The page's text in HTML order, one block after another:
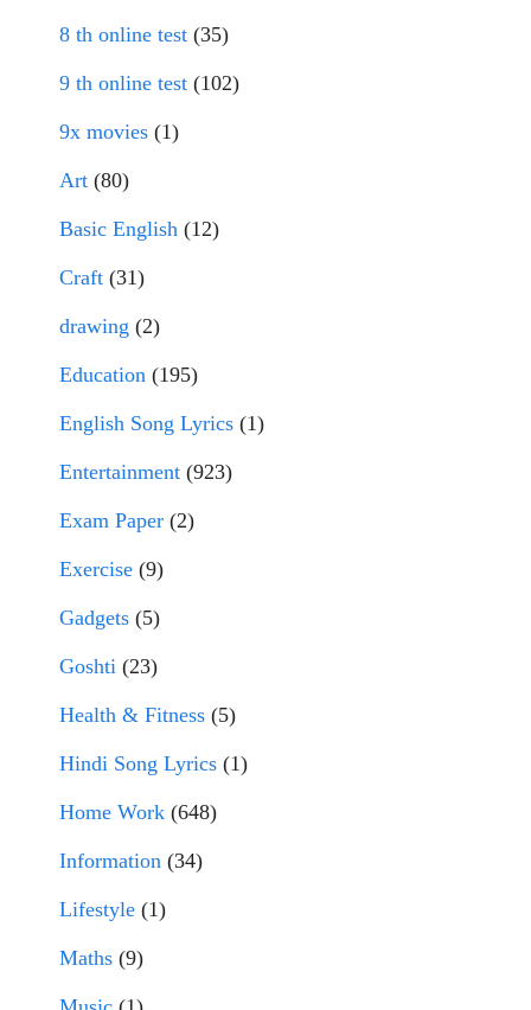
8 th online test (35)
9 th online test (102)
9x movies (1)
Art (80)
Basic English (12)
Craft (31)
drawing (2)
Education (195)
English Song Lyrics (1)
Entertainment (923)
Exam Paper (2)
Exercise (9)
Gadgets (5)
Goshti (23)
Health & Fitness (5)
Hindi Song Lyrics (1)
Home Work (648)
Information (34)
Lifestyle (1)
Maths (9)